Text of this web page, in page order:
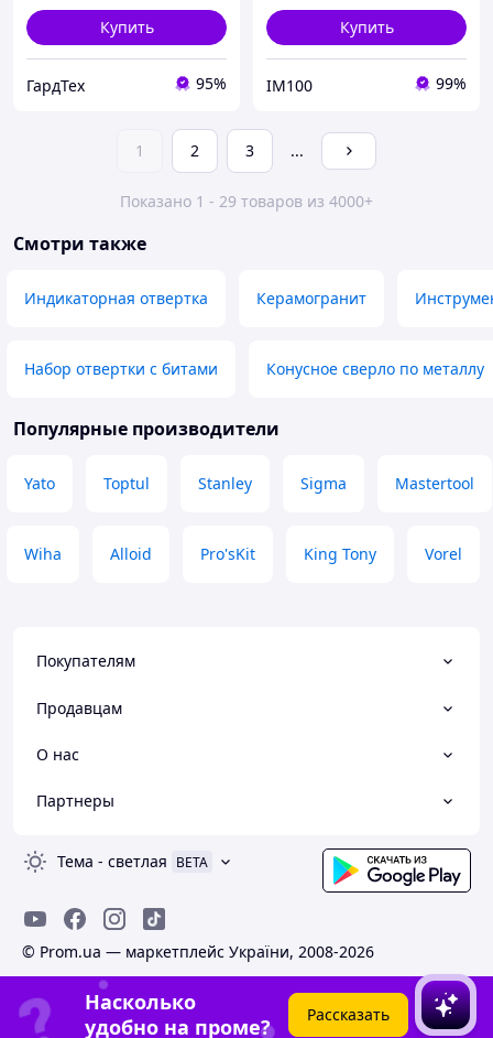
Купить
ГардТех 95%
Купить
IM100 99%
1 2 3 ...
Показано 1 - 29 товаров из 4000+
Смотри также
Индикаторная отвертка Керамогранит
Набор отвертки с битами Конусное сверло по металлу
Популярные производители
Yato Toptul Stanley Sigma Mastertool
Wiha Alloid Pro'sKit King Tony Vorel
Покупателям
Продавцам
О нас
Партнеры
Тема - светлая BETA
© Prom.ua — маркетплейс України, 2008-2026
Насколько
удобно на проме?
Рассказать